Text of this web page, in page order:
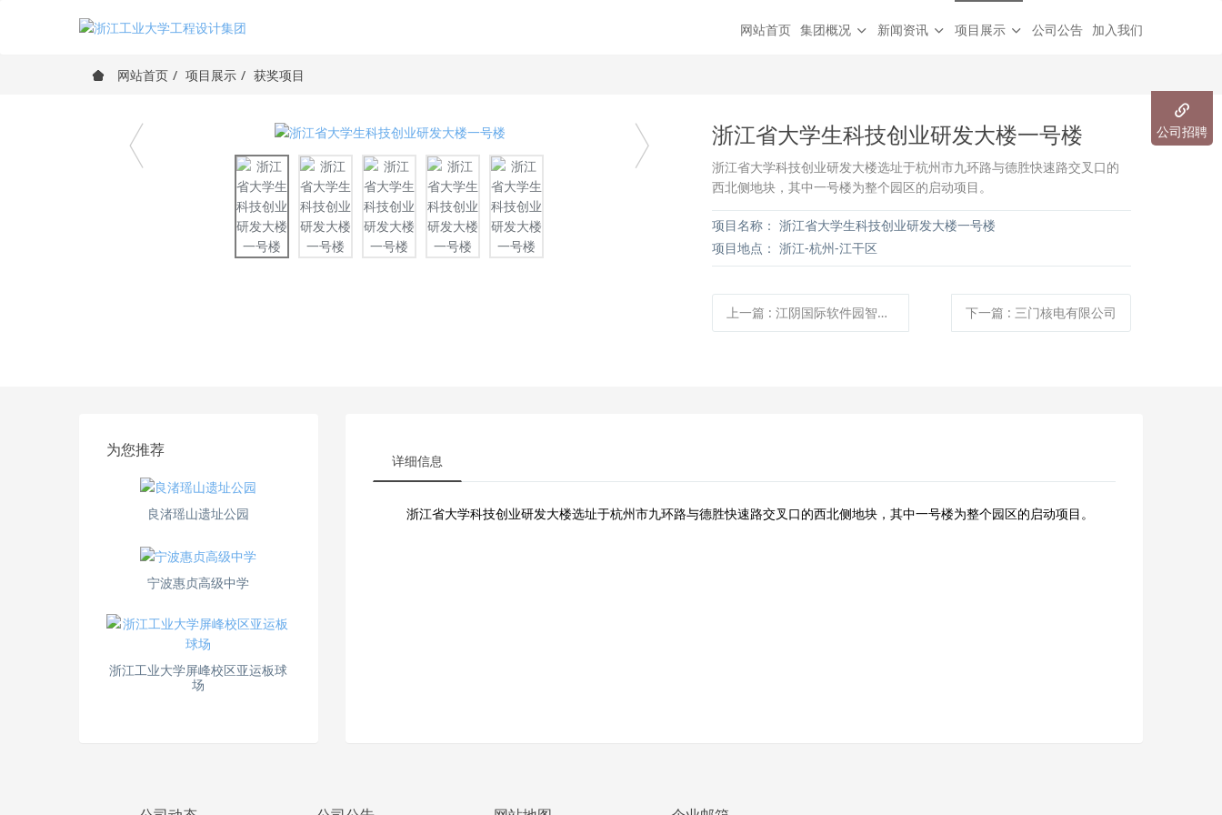
网站首页 集团概况 新闻资讯 项目展示 公司公告 加入我们
网站首页 项目展示 获奖项目
浙江省大学生科技创业研发大楼一号楼
浙江省大学科技创业研发大楼选址于杭州市九环路与德胜快速路交叉口的
西北侧地块，其中一号楼为整个园区的启动项目。
项目名称： 浙江省大学生科技创业研发大楼一号楼
项目地点： 浙江-杭州-江干区
上一篇 : 江阴国际软件园智富大厦 下一篇 : 三门核电有限公司
详细信息
浙江省大学科技创业研发大楼选址于杭州市九环路与德胜快速路交叉口的西北侧地块，其中一号楼为整个园区的启动项目。
为您推荐
良渚瑶山遗址公园
宁波惠贞高级中学
浙江工业大学屏峰校区亚运板球
场
公司招聘